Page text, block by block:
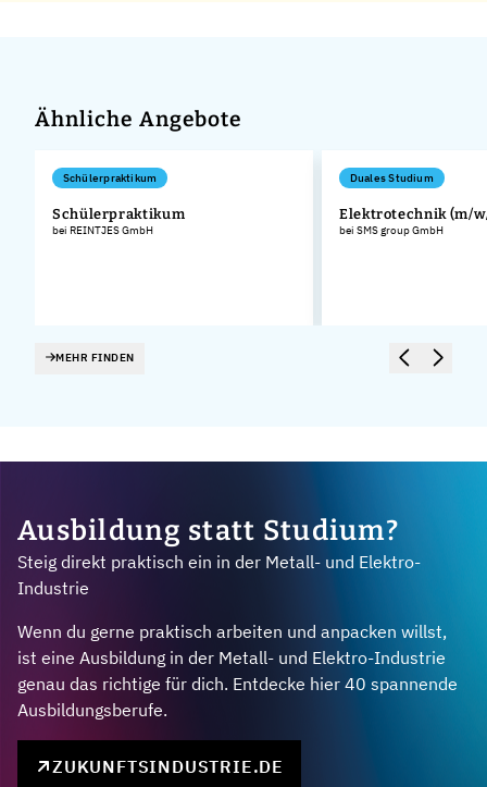
Ähnliche Angebote
Schülerpraktikum
Schülerpraktikum
bei REINTJES GmbH
Duales Studium
Elektrotechnik (m/
bei SMS group GmbH
MEHR FINDEN
Ausbildung statt Studium?
Steig direkt praktisch ein in der Metall- und Elektro-
Industrie
Wenn du gerne praktisch arbeiten und anpacken willst,
ist eine Ausbildung in der Metall- und Elektro-Industrie
genau das richtige für dich. Entdecke hier 40 spannende
Ausbildungsberufe.
ZUKUNFTSINDUSTRIE.DE